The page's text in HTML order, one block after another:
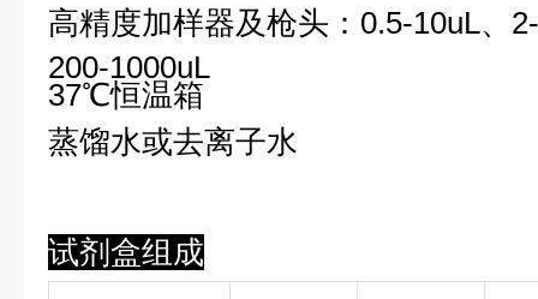
高精度加样器及枪头：0.5-10uL、
200-1000uL
37℃恒温箱
蒸馏水或去离子水
试剂盒组成